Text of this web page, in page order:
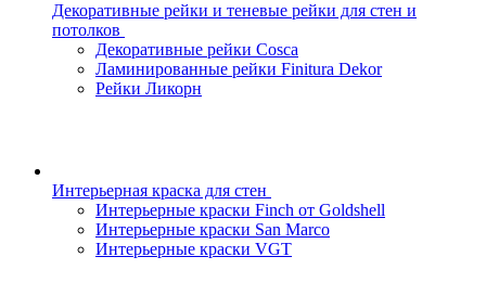
Декоративные рейки и теневые рейки для стен и
потолков
Декоративные рейки Cosca
Ламинированные рейки Finitura Dekor
Рейки Ликорн
Интерьерная краска для стен
Интерьерные краски Finch от Goldshell
Интерьерные краски San Marco
Интерьерные краски VGT